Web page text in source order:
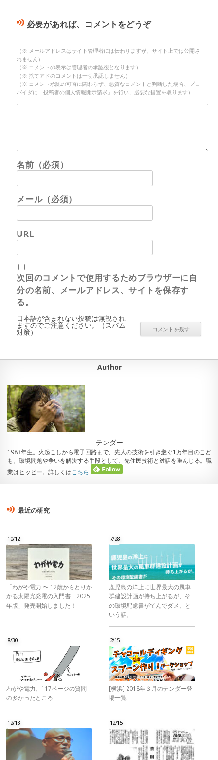
必要があれば、コメントをどうぞ
（※ メールアドレスはサイト管理者には伝わりますが、サイト上では公開さ
れません）
（※ コメントの表示は管理者の承認後となります）
（※ 捨てアドのコメントは一切承認しません）
（※ コメント承認の可否に関わらず、悪質なコメントと判断した場合、プロ
バイダに「投稿者の個人情報開示請求」を行い、必要な措置を取ります）
名前（必須）
メール（必須）
URL
次回のコメントで使用するためブラウザーに自
分の名前、メールアドレス、サイトを保存す
る。
日本語が含まれない投稿は無視され
ますのでご注意ください。（スパム
対策）
Author
テンダー
1983年生。火起こしから電子回路まで、先人の技術を引き継ぐ1万年目のこど
も。環境問題や争いを解決する手段として、先住民技術と対話を重んじる。職
業はヒッピー。詳しくは こちら
最近の研究
10/12
「わがや電力 〜 12歳からとりか
かる太陽光発電の入門書 2025
年版」発売開始しました！
7/28
鹿児島の洋上に世界最大の風車
群建設計画が持ち上がるが、そ
の環境配慮書がてんでダメ、と
いう話。
8/30
わがや電力、117ページの質問
の多かったところ
2/15
[横浜] 2018年３月のテンダー登
場一覧
12/18 12/15